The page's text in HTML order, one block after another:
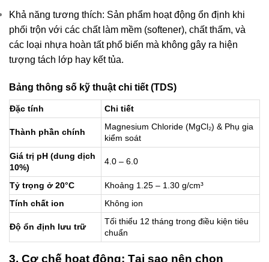
Khả năng tương thích: Sản phẩm hoạt động ổn định khi
phối trộn với các chất làm mềm (softener), chất thấm, và
các loại nhựa hoàn tất phổ biến mà không gây ra hiện
tượng tách lớp hay kết tủa.
Bảng thông số kỹ thuật chi tiết (TDS)
Đặc tính Chi tiết
Thành phần chính
Magnesium Chloride (MgCl₂) & Phụ gia
kiểm soát
Giá trị pH (dung dịch
10%)
4.0 – 6.0
Tỷ trọng ở 20°C
Khoảng 1.25 – 1.30 g/cm³
Tính chất ion
Không ion
Độ ổn định lưu trữ
Tối thiểu 12 tháng trong điều kiện tiêu
chuẩn
3. Cơ chế hoạt động: Tại sao nên chọn